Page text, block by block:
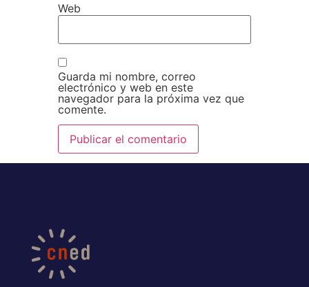
Web
Guarda mi nombre, correo
electrónico y web en este
navegador para la próxima vez que
comente.